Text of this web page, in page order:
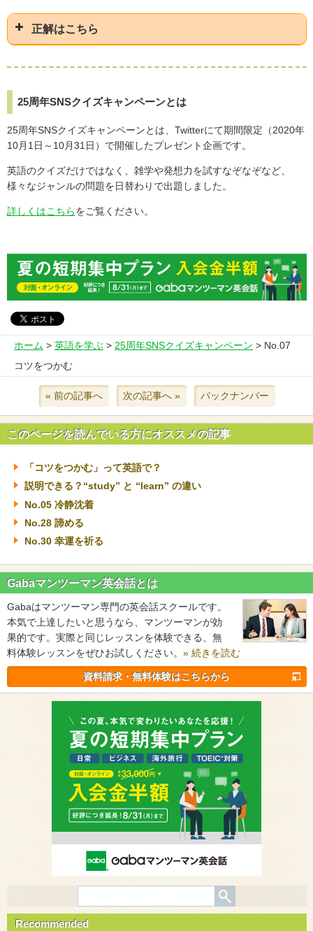
正解はこちら
25周年SNSクイズキャンペーンとは
25周年SNSクイズキャンペーンとは、Twitterにて期間限定（2020年
10月1日～10月31日）で開催したプレゼント企画です。
英語のクイズだけではなく、雑学や発想力を試すなぞなぞなど、
様々なジャンルの問題を日替わりで出題しました。
詳しくはこちらをご覧ください。
ホーム > 英語を学ぶ > 25周年SNSクイズキャンペーン > No.07
コツをつかむ
« 前の記事へ 次の記事へ » バックナンバー
このページを読んでいる方にオススメの記事
「コツをつかむ」って英語で？
説明できる？“study” と “learn” の違い
No.05 冷静沈着
No.28 諦める
No.30 幸運を祈る
Gabaマンツーマン英会話とは
Gabaはマンツーマン専門の英会話スクールです。
本気で上達したいと思うなら、マンツーマンが効
果的です。実際と同じレッスンを体験できる、無
料体験レッスンをぜひお試しください。 » 続きを読む
資料請求・無料体験はこちらから
Recommended